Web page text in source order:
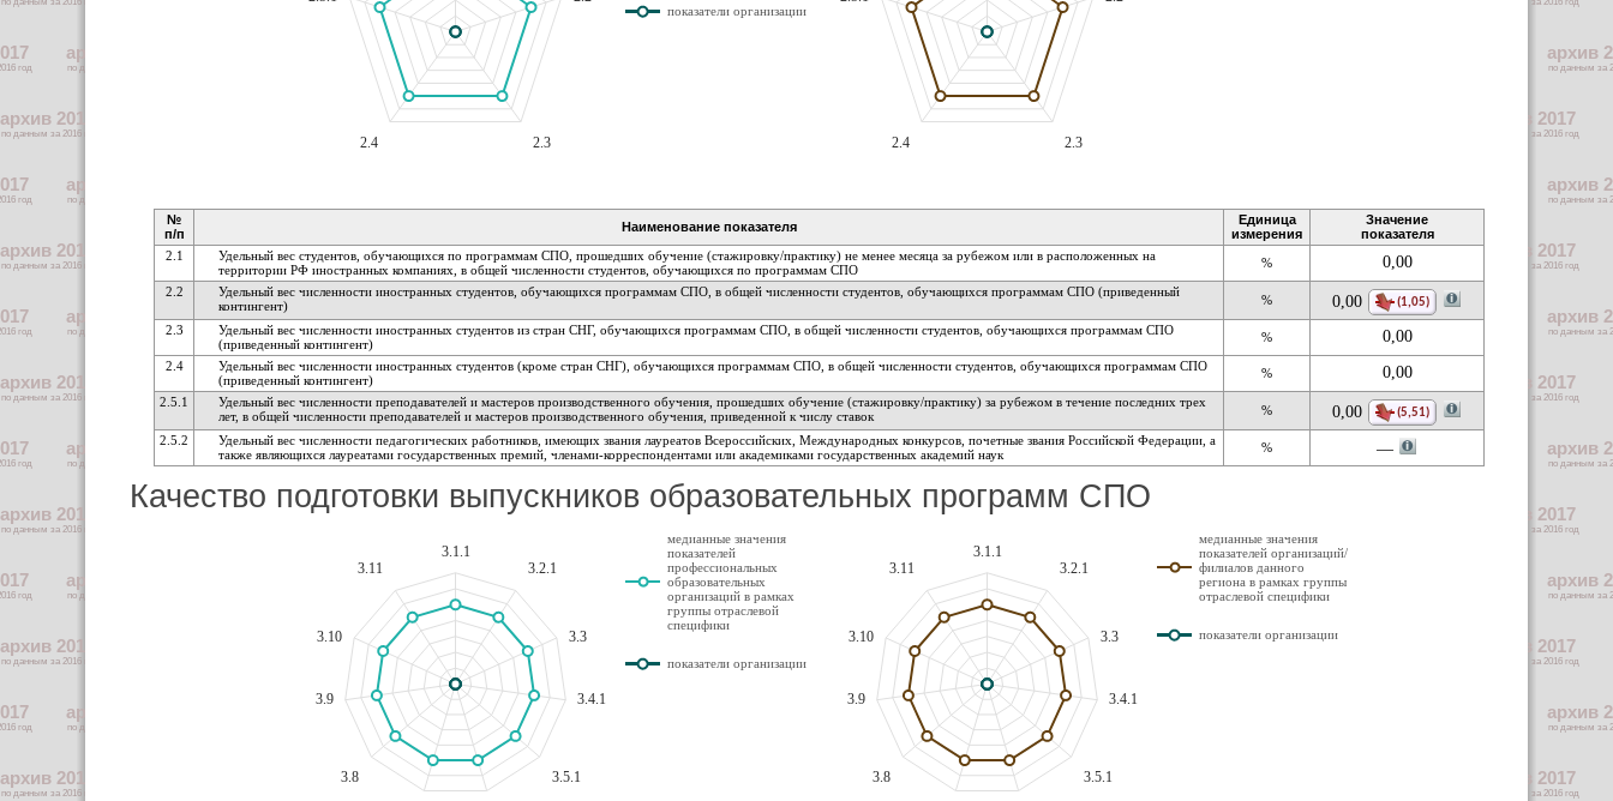
2.3
2.4
показатели организации
2.3
2.4
№
п/п
Наименование показателя
Единица
измерения
Значение
показателя
2.1
Удельный вес студентов, обучающихся по программам СПО, прошедших обучение (стажировку/практику) не менее месяца за рубежом или в расположенных на
территории РФ иностранных компаниях, в общей численности студентов, обучающихся по программам СПО
% 0,00
2.2
Удельный вес численности иностранных студентов, обучающихся программам СПО, в общей численности студентов, обучающихся программам СПО (приведенный
контингент)
% 0,00 (1,05)
2.3
Удельный вес численности иностранных студентов из стран СНГ, обучающихся программам СПО, в общей численности студентов, обучающихся программам СПО
(приведенный контингент)
% 0,00
2.4
Удельный вес численности иностранных студентов (кроме стран СНГ), обучающихся программам СПО, в общей численности студентов, обучающихся программам СПО
(приведенный контингент)
% 0,00
2.5.1
Удельный вес численности преподавателей и мастеров производственного обучения, прошедших обучение (стажировку/практику) за рубежом в течение последних трех
лет, в общей численности преподавателей и мастеров производственного обучения, приведенной к числу ставок
% 0,00 (5,51)
2.5.2
Удельный вес численности педагогических работников, имеющих звания лауреатов Всероссийских, Международных конкурсов, почетные звания Российской Федерации, а
также являющихся лауреатами государственных премий, членами-корреспондентами или академиками государственных академий наук
% —
Качество подготовки выпускников образовательных программ СПО
3.1.1
3.2.1
3.3
3.4.1
3.5.1
3.8
3.9
3.10
3.11
медианные значения
показателей
профессиональных
образовательных
организаций в рамках
группы отраслевой
специфики
показатели организации
3.1.1
3.2.1
3.3
3.4.1
3.5.1
3.8
3.9
3.10
3.11
медианные значения
показателей организаций/
филиалов данного
региона в рамках группы
отраслевой специфики
показатели организации